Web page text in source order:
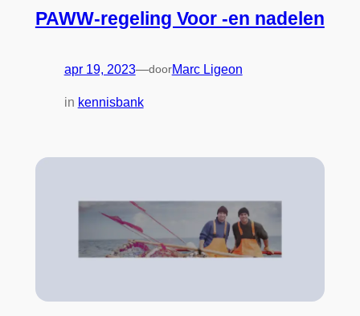
PAWW-regeling Voor -en nadelen
apr 19, 2023—doorMarc Ligeon
in kennisbank